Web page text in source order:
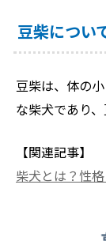
豆柴につい
豆柴は、体の
な柴犬であり
【関連記事】
柴犬とは？性